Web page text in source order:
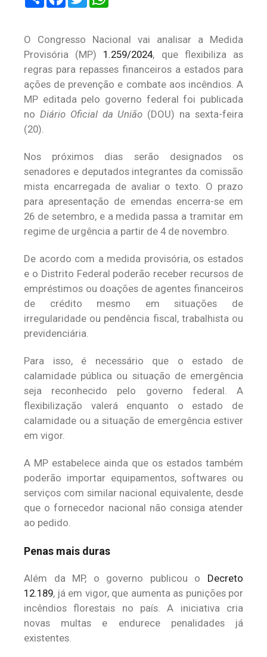
O Congresso Nacional vai analisar a Medida
Provisória (MP) 1.259/2024, que flexibiliza as
regras para repasses financeiros a estados para
ações de prevenção e combate aos incêndios. A
MP editada pelo governo federal foi publicada
no Diário Oficial da União (DOU) na sexta-feira
(20).
Nos próximos dias serão designados os
senadores e deputados integrantes da comissão
mista encarregada de avaliar o texto. O prazo
para apresentação de emendas encerra-se em
26 de setembro, e a medida passa a tramitar em
regime de urgência a partir de 4 de novembro.
De acordo com a medida provisória, os estados
e o Distrito Federal poderão receber recursos de
empréstimos ou doações de agentes financeiros
de crédito mesmo em situações de
irregularidade ou pendência fiscal, trabalhista ou
previdenciária.
Para isso, é necessário que o estado de
calamidade pública ou situação de emergência
seja reconhecido pelo governo federal. A
flexibilização valerá enquanto o estado de
calamidade ou a situação de emergência estiver
em vigor.
A MP estabelece ainda que os estados também
poderão importar equipamentos, softwares ou
serviços com similar nacional equivalente, desde
que o fornecedor nacional não consiga atender
ao pedido.
Penas mais duras
Além da MP, o governo publicou o Decreto
12.189, já em vigor, que aumenta as punições por
incêndios florestais no país. A iniciativa cria
novas multas e endurece penalidades já
existentes.